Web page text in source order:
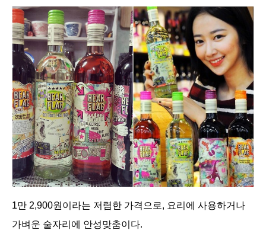
1만 2,900원이라는 저렴한 가격으로, 요리에 사용하거나
가벼운 술자리에 안성맞춤이다.